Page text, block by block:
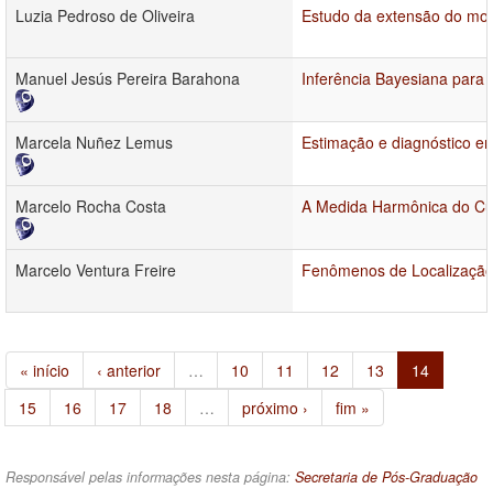
Luzia Pedroso de Oliveira Estudo da extensão do
Manuel Jesús Pereira Barahona Inferência Bayesiana para
Marcela Nuñez Lemus Estimação e diagnóstico
Marcelo Rocha Costa A Medida Harmônica do
Marcelo Ventura Freire Fenômenos de
« início ‹ anterior … 10 11 12 13
14
15
16 17 18 … próximo › fim »
Responsável pelas informações nesta página: Secretaria de Pós-Graduação